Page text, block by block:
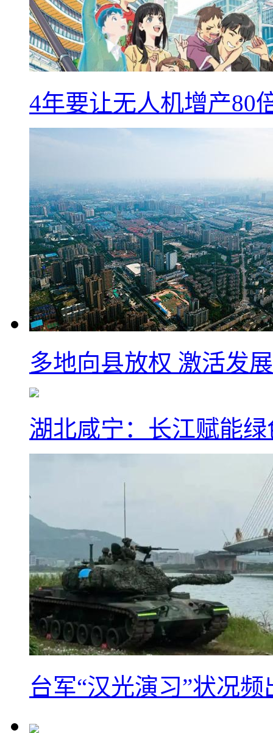
4年要让无人机增产80
多地向县放权 激活发
湖北咸宁：长江赋能
台军“汉光演习”状况